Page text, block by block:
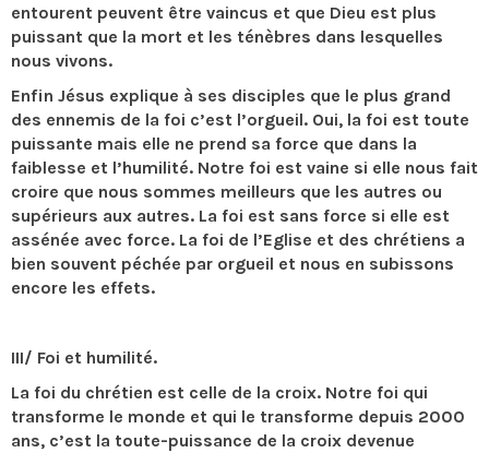
entourent peuvent être vaincus et que Dieu est plus
puissant que la mort et les ténèbres dans lesquelles
nous vivons.
Enfin Jésus explique à ses disciples que le plus grand
des ennemis de la foi c’est l’orgueil. Oui, la foi est toute
puissante mais elle ne prend sa force que dans la
faiblesse et l’humilité. Notre foi est vaine si elle nous fait
croire que nous sommes meilleurs que les autres ou
supérieurs aux autres. La foi est sans force si elle est
assénée avec force. La foi de l’Eglise et des chrétiens a
bien souvent péchée par orgueil et nous en subissons
encore les effets.
III/ Foi et humilité.
La foi du chrétien est celle de la croix. Notre foi qui
transforme le monde et qui le transforme depuis 2000
ans, c’est la toute-puissance de la croix devenue